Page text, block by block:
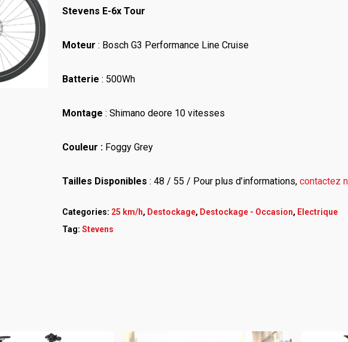
CHF 3,399.00.
Stevens E-6x Tour
Moteur : Bosch G3 Performance Line Cruise
Batterie : 500Wh
Montage : Shimano deore 10 vitesses
Couleur : Foggy Grey
Tailles Disponibles : 48 / 55 / Pour plus d’informations, contactez
Categories: 25 km/h, Destockage, Destockage - Occasion, Electrique
Tag: Stevens